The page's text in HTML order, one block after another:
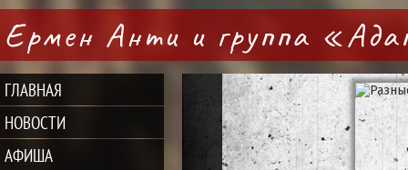
Ермен Анти и группа
ГЛАВНАЯ
НОВОСТИ
АФИША